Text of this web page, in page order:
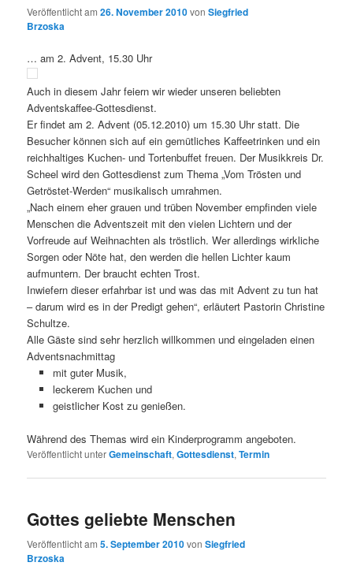
Veröffentlicht am26. November 2010vonSiegfried
Brzoska
… am 2. Advent, 15.30 Uhr
Auch in diesem Jahr feiern wir wieder unseren beliebten
Adventskaffee-Gottesdienst.
Er findet am 2. Advent (05.12.2010) um 15.30 Uhr statt. Die
Besucher können sich auf ein gemütliches Kaffeetrinken und ein
reichhaltiges Kuchen- und Tortenbuffet freuen. Der Musikkreis Dr.
Scheel wird den Gottesdienst zum Thema „Vom Trösten und
Getröstet-Werden“ musikalisch umrahmen.
„Nach einem eher grauen und trüben November empfinden viele
Menschen die Adventszeit mit den vielen Lichtern und der
Vorfreude auf Weihnachten als tröstlich. Wer allerdings wirkliche
Sorgen oder Nöte hat, den werden die hellen Lichter kaum
aufmuntern. Der braucht echten Trost.
Inwiefern dieser erfahrbar ist und was das mit Advent zu tun hat
– darum wird es in der Predigt gehen“, erläutert Pastorin Christine
Schultze.
Alle Gäste sind sehr herzlich willkommen und eingeladen einen
Adventsnachmittag
mit guter Musik,
leckerem Kuchen und
geistlicher Kost zu genießen.
Während des Themas wird ein Kinderprogramm angeboten.
Veröffentlicht unterGemeinschaft,Gottesdienst,Termin
Gottes geliebte Menschen
Veröffentlicht am5. September 2010vonSiegfried
Brzoska